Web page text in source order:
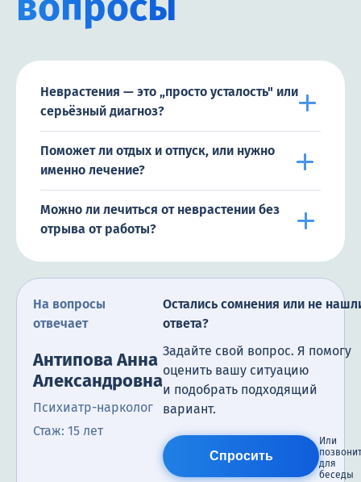
Неврастения — это „просто усталость" или
серьёзный диагноз?
Поможет ли отдых и отпуск, или нужно
именно лечение?
Можно ли лечиться от неврастении без
отрыва от работы?
На вопросы
отвечает
Антипова Анна
Александровна
Психиатр-нарколог
Стаж: 15 лет
Остались сомнения или не
ответа?
Задайте свой вопрос. Я помогу
оценить вашу ситуацию
и подобрать подходящий
вариант.
Спросить
Или
для
беседы